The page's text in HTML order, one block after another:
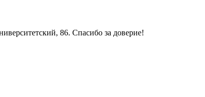
86. Спасибо за доверие!